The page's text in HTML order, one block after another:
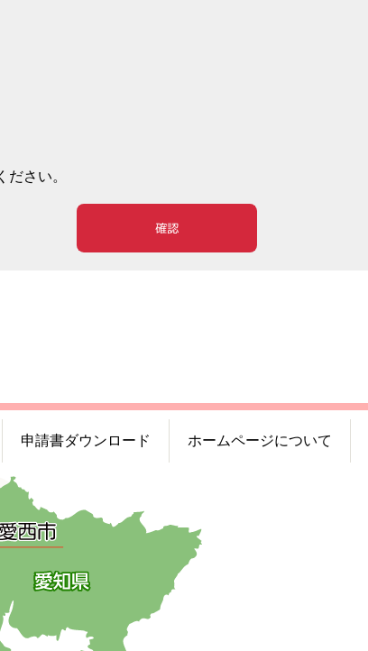
さい。
確認
申請書ダウンロード ホームページについて